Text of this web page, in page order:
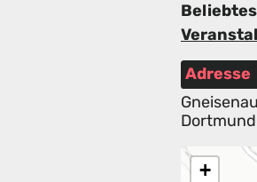
Adresse
Dortmund
+